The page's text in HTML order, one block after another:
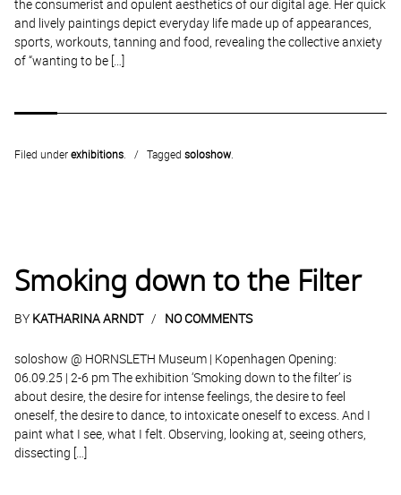
the consumerist and opulent aesthetics of our digital age. Her quick
and lively paintings depict everyday life made up of appearances,
sports, workouts, tanning and food, revealing the collective anxiety
of “wanting to be […]
Filed underexhibitions Taggedsoloshow
Smoking down to the Filter
BY KATHARINA ARNDT NO COMMENTS
soloshow @ HORNSLETH Museum | Kopenhagen Opening:
06.09.25 | 2-6 pm The exhibition ‘Smoking down to the filter’ is
about desire, the desire for intense feelings, the desire to feel
oneself, the desire to dance, to intoxicate oneself to excess. And I
paint what I see, what I felt. Observing, looking at, seeing others,
dissecting […]